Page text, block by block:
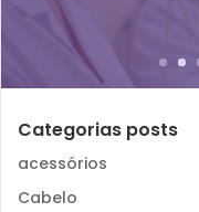
Categorias posts
acessórios
Cabelo